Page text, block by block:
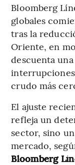
Bloomberg
globales
tras la
Oriente, en
descuenta
crudo más
El ajuste
refleja un
sector, sino
mercado,
Bloomberg